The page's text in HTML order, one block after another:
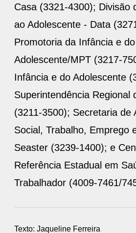
Casa (3321-4300); Divisão
ao Adolescente - Data
Promotoria da Infância e do
Adolescente/MPT (3217-
Infância e do Adolescente
Superintendência Regional
(3211-3500); Secretaria de
Social, Trabalho, Emprego
Seaster (3239-1400); e
Referência Estadual em
Trabalhador (4009-7461/
Texto: Jaqueline Ferreira